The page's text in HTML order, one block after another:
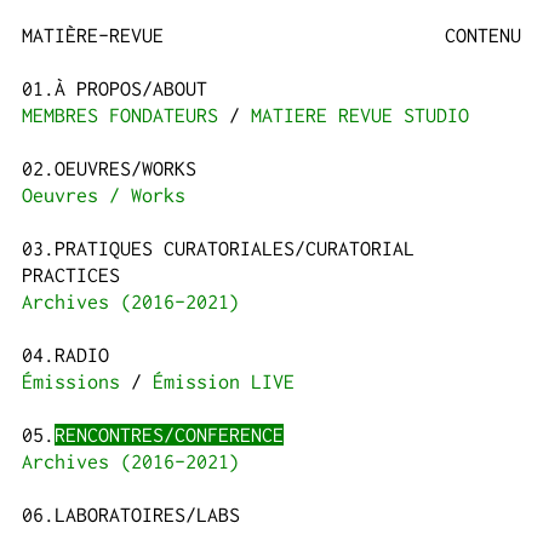
MATIÈRE-REVUE CONTENU
À PROPOS/ABOUT
MEMBRES FONDATEURS
MATIERE REVUE STUDIO
OEUVRES/WORKS
Oeuvres / Works
PRATIQUES CURATORIALES/CURATORIAL
PRACTICES
Archives (2016-2021)
RADIO
Émissions
Émission LIVE
RENCONTRES/CONFERENCE
Archives (2016-2021)
LABORATOIRES/LABS